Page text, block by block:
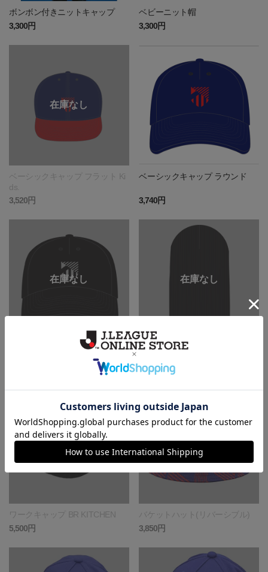
ボンボン付きニットキャップ
3,300円
ベビーニット帽
3,300円
ベーシックキャップ フラット Ki
ds.
3,520円
ベーシックキャップ ラウンド
3,740円
ベーシックキャップ ラウンド
ロングビーニー
3,960円
ワークキャップ BR KITCHEN
5,500円
バケットハット(リバーシブル)
3,850円